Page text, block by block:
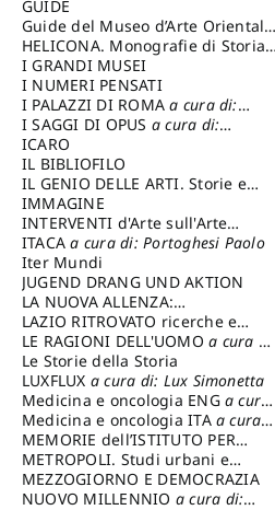
PLANNING (GULP)
Trusiani Elio
GUIDE
Guide del Museo d’Arte Orientale
“Giuseppe Tucci”
HELICONA. Monografie di Storia
dell'Artea cura di: Gallo Marco
I GRANDI MUSEI
I NUMERI PENSATI
I PALAZZI DI ROMAa cura di:
Ippoliti Alessandro
I SAGGI DI OPUS a cura di:
Scalesse Tommaso
ICARO
IL BIBLIOFILO
IL GENIO DELLE ARTI. Storie e
interpretazione
IMMAGINE
INTERVENTI d'Arte sull'Arte
dedicata alla cultura della
conservazione d’arte
Fondazione Paola Droghetti onlus
ITACAa cura di: Portoghesi Paolo
Iter Mundi
JUGEND DRANG UND AKTION
LA NUOVA ALLENZA:
ARCHITETTURA & AMBIENTE
LAZIO RITROVATO ricerche e
restauri
LE RAGIONI DELL'UOMOa cura di:
Lombardi Satriani Luigi
Le Storie della Storia
LUXFLUX a cura di: Lux Simonetta
Medicina e oncologia ENG a cura
di: Lopez Massimo
Medicina e oncologia ITA a cura
di: Lopez Massimo
MEMORIE dell’ISTITUTO PER
STORIA DEL RISORGIMENTO
METROPOLI. Studi urbani e
regionali
MEZZOGIORNO E DEMOCRAZIA
NUOVO MILLENNIO a cura di: